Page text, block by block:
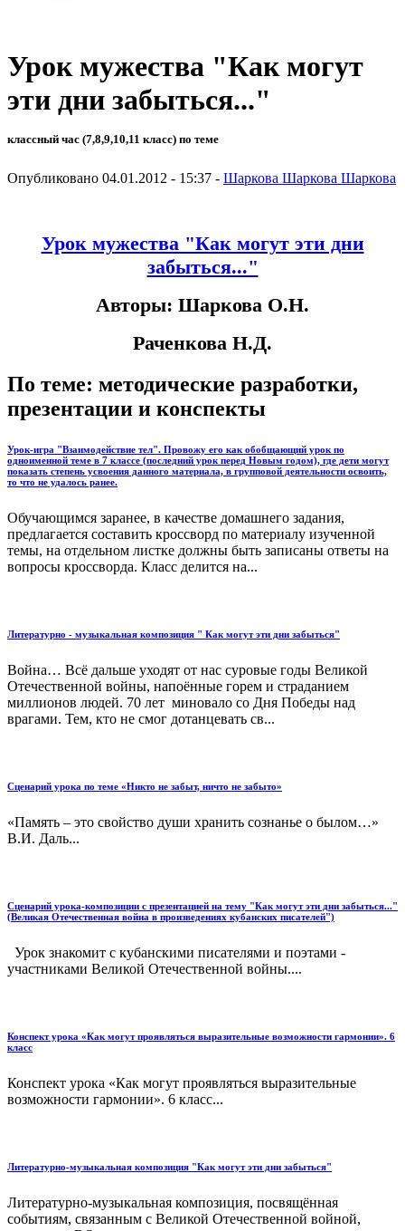
Урок мужества "Как могут
эти дни забыться..."
классный час (7,8,9,10,11 класс) по теме
Опубликовано 04.01.2012 - 15:37 - Шаркова Шаркова Шаркова
Урок мужества "Как могут эти дни
забыться..."
Авторы: Шаркова О.Н.
Раченкова Н.Д.
По теме: методические разработки,
презентации и конспекты
Урок-игра "Взаимодействие тел". Провожу его как обобщающий урок по
одноименной теме в 7 классе (последний урок перед Новым годом), где дети могут
показать степень усвоения данного материала, в групповой деятельности освоить,
то что не удалось ранее.
Обучающимся заранее, в качестве домашнего задания,
предлагается составить кроссворд по материалу изученной
темы, на отдельном листке должны быть записаны ответы на
вопросы кроссворда. Класс делится на...
Литературно - музыкальная композиция " Как могут эти дни забыться"
Война… Всё дальше уходят от нас суровые годы Великой
Отечественной войны, напоённые горем и страданием
миллионов людей. 70 лет миновало со Дня Победы над
врагами. Тем, кто не смог дотанцевать св...
Сценарий урока по теме «Никто не забыт, ничто не забыто»
«Память – это свойство души хранить сознанье о былом…»
В.И. Даль...
Сценарий урока-композиции с презентацией на тему "Как могут эти дни забыться..."
(Великая Отечественная война в произведениях кубанских писателей")
Урок знакомит с кубанскими писателями и поэтами -
участниками Великой Отечественной войны....
Конспект урока «Как могут проявляться выразительные возможности гармонии». 6
класс
Конспект урока «Как могут проявляться выразительные
возможности гармонии». 6 класс...
Литературно-музыкальная композиция "Как могут эти дни забыться"
Литературно-музыкальная композиция, посвящённая
событиям, связанным с Великой Отечественной войной,